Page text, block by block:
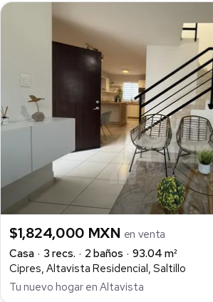
$1,824,000 MXN en venta
Casa
3 recs. 2 baños
93.04 m²
Cipres, Altavista Residencial, Saltillo
Tu nuevo hogar en Altavista